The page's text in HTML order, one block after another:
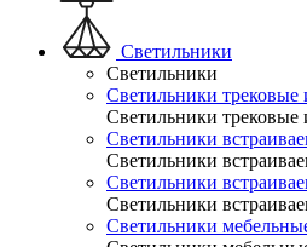
Светильники
Светильники
Светильники
Светильники
Светильники
Светильники
Светильники
Светильники
Светильники